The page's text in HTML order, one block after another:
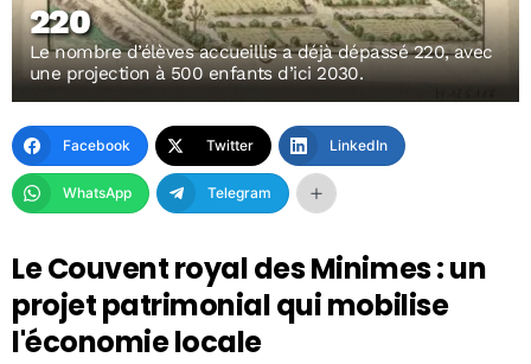
220
Le nombre d’élèves accueillis a déjà dépassé 220, avec
une projection à 500 enfants d’ici 2030.
Facebook Twitter LinkedIn
WhatsApp Telegram
Le Couvent royal des Minimes : un
projet patrimonial qui mobilise
l'économie locale